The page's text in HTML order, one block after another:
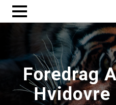
Foredrag
Hvidovre